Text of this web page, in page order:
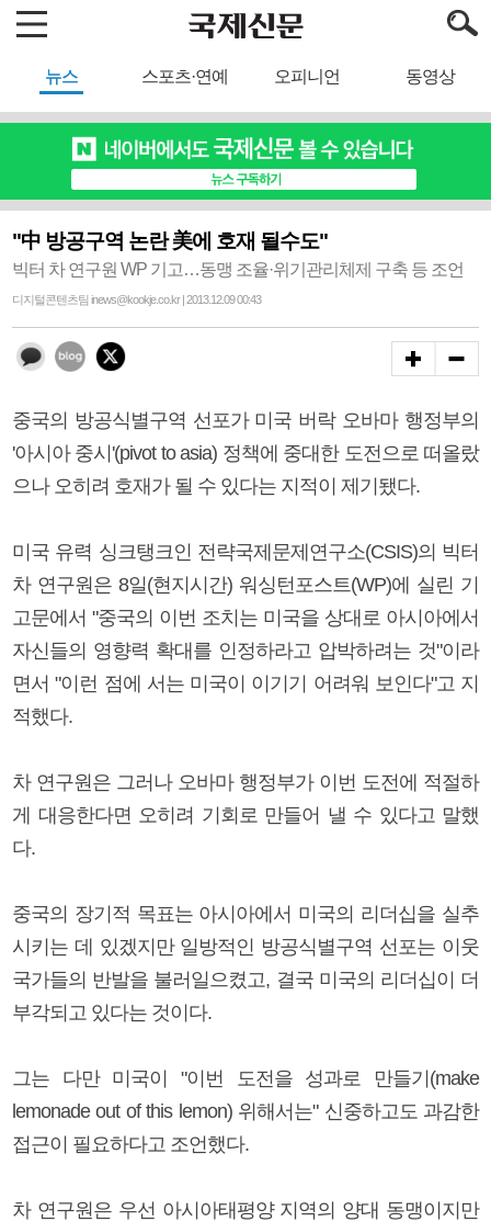
뉴스 스포츠·연예 오피니언 동영상
"中 방공구역 논란 美에 호재 될수도"
빅터 차 연구원 WP 기고…동맹 조율·위기관리체제 구축 등 조언
디지털콘텐츠팀 inews@kookje.co.kr | 2013.12.09 00:43
중국의 방공식별구역 선포가 미국 버락 오바마 행정부의
'아시아 중시'(pivot to asia) 정책에 중대한 도전으로 떠올랐
으나 오히려 호재가 될 수 있다는 지적이 제기됐다.
미국 유력 싱크탱크인 전략국제문제연구소(CSIS)의 빅터
차 연구원은 8일(현지시간) 워싱턴포스트(WP)에 실린 기
고문에서 "중국의 이번 조치는 미국을 상대로 아시아에서
자신들의 영향력 확대를 인정하라고 압박하려는 것"이라
면서 "이런 점에 서는 미국이 이기기 어려워 보인다"고 지
적했다.
차 연구원은 그러나 오바마 행정부가 이번 도전에 적절하
게 대응한다면 오히려 기회로 만들어 낼 수 있다고 말했
다.
중국의 장기적 목표는 아시아에서 미국의 리더십을 실추
시키는 데 있겠지만 일방적인 방공식별구역 선포는 이웃
국가들의 반발을 불러일으켰고, 결국 미국의 리더십이 더
부각되고 있다는 것이다.
그는 다만 미국이 "이번 도전을 성과로 만들기(make
lemonade out of this lemon) 위해서는" 신중하고도 과감한
접근이 필요하다고 조언했다.
차 연구원은 우선 아시아태평양 지역의 양대 동맹이지만